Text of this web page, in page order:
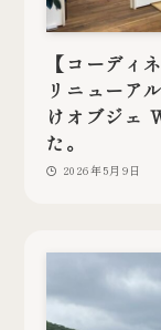
【コーディ
リニューア
けオブジェ
た。
2026年5月9日